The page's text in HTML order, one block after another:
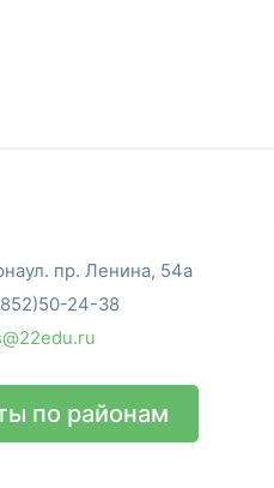
пр. Ленина, 54а
24-38
по районам